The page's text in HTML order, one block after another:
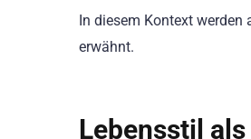
In diesem Kontext
erwähnt.
Lebensstil